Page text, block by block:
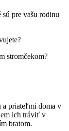
pre vašu rodinu
stromčekom?
a priateľmi doma v
ich tráviť v
bratom.